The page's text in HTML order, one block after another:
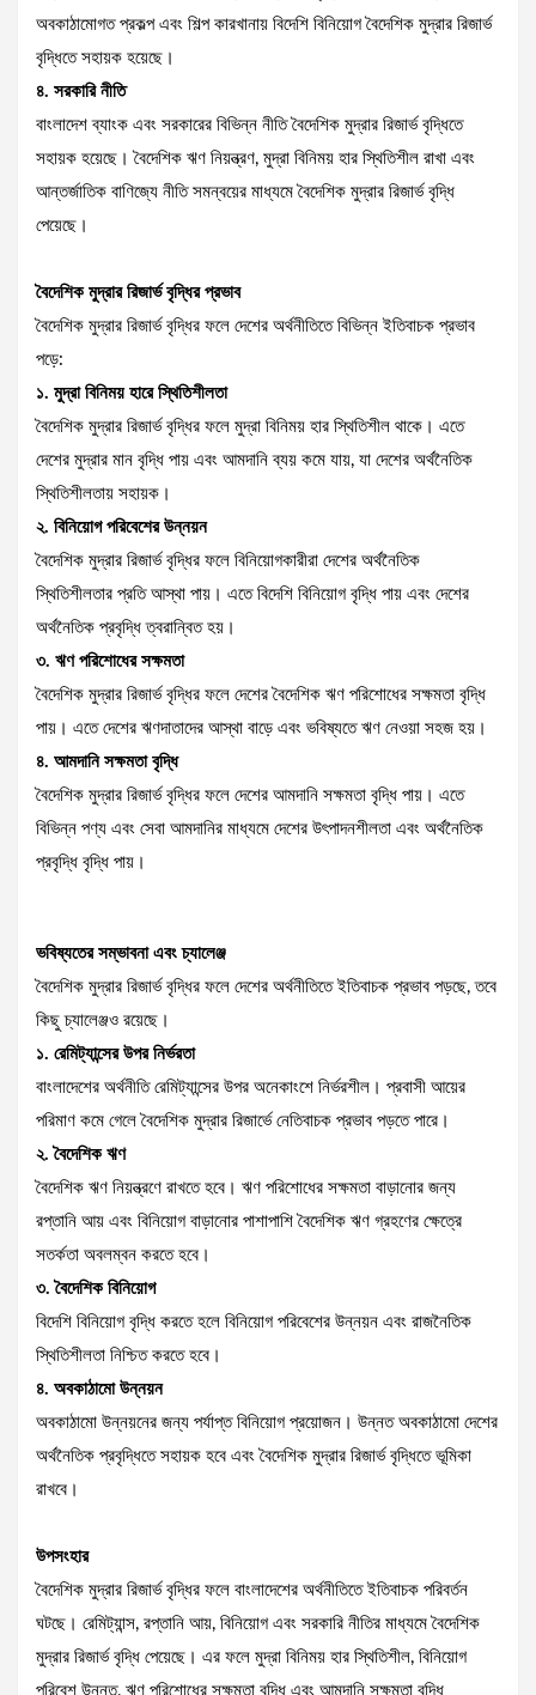
অবকাঠামোগত প্রকল্প এবং শিল্প কারখানায় বিদেশি বিনিয়োগ বৈদেশিক মুদ্রার রিজার্ভ
বৃদ্ধিতে সহায়ক হয়েছে।
৪. সরকারি নীতি
বাংলাদেশ ব্যাংক এবং সরকারের বিভিন্ন নীতি বৈদেশিক মুদ্রার রিজার্ভ বৃদ্ধিতে
সহায়ক হয়েছে। বৈদেশিক ঋণ নিয়ন্ত্রণ, মুদ্রা বিনিময় হার স্থিতিশীল রাখা এবং
আন্তর্জাতিক বাণিজ্যে নীতি সমন্বয়ের মাধ্যমে বৈদেশিক মুদ্রার রিজার্ভ বৃদ্ধি
পেয়েছে।
বৈদেশিক মুদ্রার রিজার্ভ বৃদ্ধির প্রভাব
বৈদেশিক মুদ্রার রিজার্ভ বৃদ্ধির ফলে দেশের অর্থনীতিতে বিভিন্ন ইতিবাচক প্রভাব
পড়ে:
১. মুদ্রা বিনিময় হারে স্থিতিশীলতা
বৈদেশিক মুদ্রার রিজার্ভ বৃদ্ধির ফলে মুদ্রা বিনিময় হার স্থিতিশীল থাকে। এতে
দেশের মুদ্রার মান বৃদ্ধি পায় এবং আমদানি ব্যয় কমে যায়, যা দেশের অর্থনৈতিক
স্থিতিশীলতায় সহায়ক।
২. বিনিয়োগ পরিবেশের উন্নয়ন
বৈদেশিক মুদ্রার রিজার্ভ বৃদ্ধির ফলে বিনিয়োগকারীরা দেশের অর্থনৈতিক
স্থিতিশীলতার প্রতি আস্থা পায়। এতে বিদেশি বিনিয়োগ বৃদ্ধি পায় এবং দেশের
অর্থনৈতিক প্রবৃদ্ধি ত্বরান্বিত হয়।
৩. ঋণ পরিশোধের সক্ষমতা
বৈদেশিক মুদ্রার রিজার্ভ বৃদ্ধির ফলে দেশের বৈদেশিক ঋণ পরিশোধের সক্ষমতা বৃদ্ধি
পায়। এতে দেশের ঋণদাতাদের আস্থা বাড়ে এবং ভবিষ্যতে ঋণ নেওয়া সহজ হয়।
৪. আমদানি সক্ষমতা বৃদ্ধি
বৈদেশিক মুদ্রার রিজার্ভ বৃদ্ধির ফলে দেশের আমদানি সক্ষমতা বৃদ্ধি পায়। এতে
বিভিন্ন পণ্য এবং সেবা আমদানির মাধ্যমে দেশের উৎপাদনশীলতা এবং অর্থনৈতিক
প্রবৃদ্ধি বৃদ্ধি পায়।
ভবিষ্যতের সম্ভাবনা এবং চ্যালেঞ্জ
বৈদেশিক মুদ্রার রিজার্ভ বৃদ্ধির ফলে দেশের অর্থনীতিতে ইতিবাচক প্রভাব পড়ছে, তবে
কিছু চ্যালেঞ্জও রয়েছে।
১. রেমিট্যান্সের উপর নির্ভরতা
বাংলাদেশের অর্থনীতি রেমিট্যান্সের উপর অনেকাংশে নির্ভরশীল। প্রবাসী আয়ের
পরিমাণ কমে গেলে বৈদেশিক মুদ্রার রিজার্ভে নেতিবাচক প্রভাব পড়তে পারে।
২. বৈদেশিক ঋণ
বৈদেশিক ঋণ নিয়ন্ত্রণে রাখতে হবে। ঋণ পরিশোধের সক্ষমতা বাড়ানোর জন্য
রপ্তানি আয় এবং বিনিয়োগ বাড়ানোর পাশাপাশি বৈদেশিক ঋণ গ্রহণের ক্ষেত্রে
সতর্কতা অবলম্বন করতে হবে।
৩. বৈদেশিক বিনিয়োগ
বিদেশি বিনিয়োগ বৃদ্ধি করতে হলে বিনিয়োগ পরিবেশের উন্নয়ন এবং রাজনৈতিক
স্থিতিশীলতা নিশ্চিত করতে হবে।
৪. অবকাঠামো উন্নয়ন
অবকাঠামো উন্নয়নের জন্য পর্যাপ্ত বিনিয়োগ প্রয়োজন। উন্নত অবকাঠামো দেশের
অর্থনৈতিক প্রবৃদ্ধিতে সহায়ক হবে এবং বৈদেশিক মুদ্রার রিজার্ভ বৃদ্ধিতে ভূমিকা
রাখবে।
উপসংহার
বৈদেশিক মুদ্রার রিজার্ভ বৃদ্ধির ফলে বাংলাদেশের অর্থনীতিতে ইতিবাচক পরিবর্তন
ঘটছে। রেমিট্যান্স, রপ্তানি আয়, বিনিয়োগ এবং সরকারি নীতির মাধ্যমে বৈদেশিক
মুদ্রার রিজার্ভ বৃদ্ধি পেয়েছে। এর ফলে মুদ্রা বিনিময় হার স্থিতিশীল, বিনিয়োগ
পরিবেশ উন্নত, ঋণ পরিশোধের সক্ষমতা বৃদ্ধি এবং আমদানি সক্ষমতা বৃদ্ধি